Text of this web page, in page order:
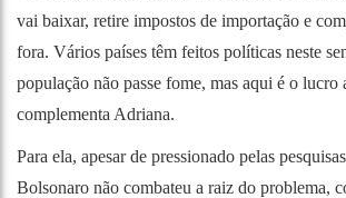
vai baixar, retire impostos de importação e
fora. Vários países têm feitos políticas neste
população não passe fome, mas aqui é o lucro
complementa Adriana.
Para ela, apesar de pressionado pelas
Bolsonaro não combateu a raiz do problema,